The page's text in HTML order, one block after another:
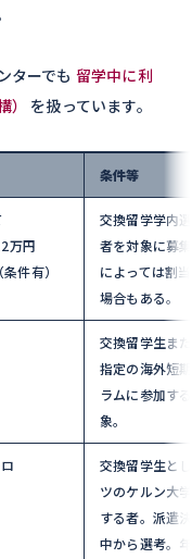
ターでも 留学中に利
を扱っています。
条件等
万円
件有）
交換留学学内
者を対象に募
によっては割
場合もある。
交換留学生ま
指定の海外短
ラムに参加す
象。
交換留学生と
ツのケルン大
する者。派遣
中から選考。